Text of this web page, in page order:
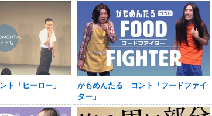
「ヒーロー」
かもめんたる コント「フードファイ
ター」